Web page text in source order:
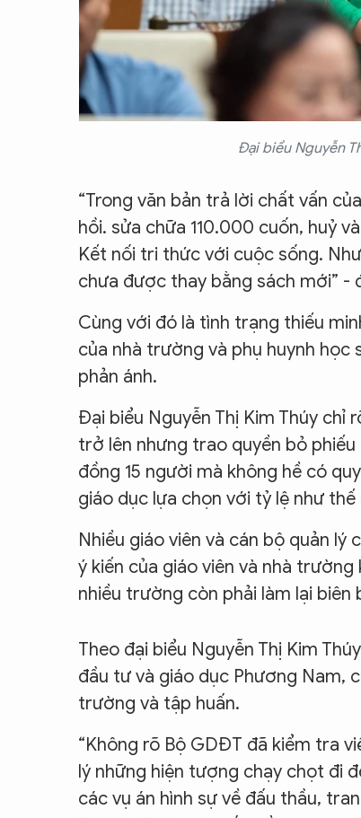
Đại biểu Nguyễn
“Trong văn bản trả lời chất vấn
hồi. sửa chữa 110.000 cuốn, huỷ
Kết nối tri thức với cuộc sống.
chưa được thay bằng sách mới” -
Cùng với đó là tình trạng thiếu
của nhà trường và phụ huynh
phản ánh.
Đại biểu Nguyễn Thị Kim Thúy
trở lên nhưng trao quyền bỏ
đồng 15 người mà không hề có
giáo dục lựa chọn với tỷ lệ như thế
Nhiều giáo viên và cán bộ quản
ý kiến của giáo viên và nhà
nhiều trường còn phải làm lại biên
Theo đại biểu Nguyễn Thị Kim
đầu tư và giáo dục Phương Nam,
trường và tập huấn.
“Không rõ Bộ GDĐT đã kiểm tra
lý những hiện tượng chạy chọt đi
các vụ án hình sự về đấu thầu,